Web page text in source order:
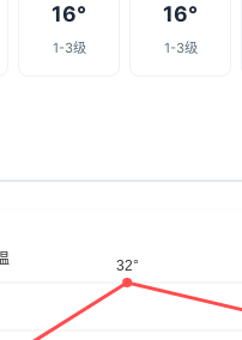
16°
1-3级
16°
1-3级